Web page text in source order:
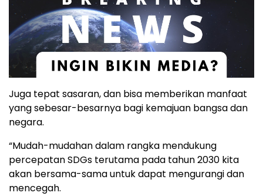
Juga tepat sasaran, dan bisa memberikan manfaat
yang sebesar-besarnya bagi kemajuan bangsa dan
negara.
“Mudah-mudahan dalam rangka mendukung
percepatan SDGs terutama pada tahun 2030 kita
akan bersama-sama untuk dapat mengurangi dan
mencegah.